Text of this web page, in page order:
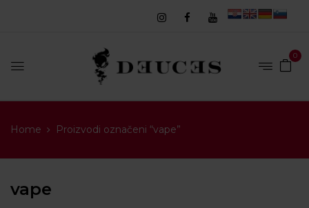
0
Home Proizvodi označeni “vape”
vape